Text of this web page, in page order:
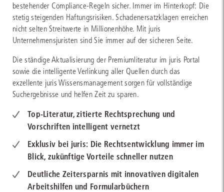
bestehender Compliance-Regeln sicher. Immer im Hinterkopf: Die
stetig steigenden Haftungsrisiken. Schadenersatzklagen erreichen
nicht selten Streitwerte in Millionenhöhe. Mit juris
Unternehmensjuristen sind Sie immer auf der sicheren Seite.
Die ständige Aktualisierung der Premiumliteratur im juris Portal
sowie die intelligente Verlinkung aller Quellen durch das
exzellente juris Wissensmanagement sorgen für vollständige
Suchergebnisse und helfen Zeit zu sparen.
Top-Literatur, zitierte Rechtsprechung und
Vorschriften intelligent vernetzt
Exklusiv bei juris: Die Rechtsentwicklung immer im
Blick, zukünftige Vorteile schneller nutzen
Deutliche Zeitersparnis mit innovativen digitalen
Arbeitshilfen und Formularbüchern